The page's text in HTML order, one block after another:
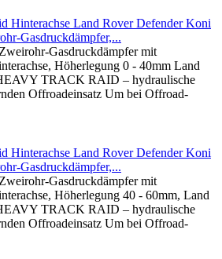
Koni
Gasdruckdämpfer,...
Gasdruckdämpfer mit
Höherlegung 0 - 40mm Land
TRACK RAID – hydraulische
Offroadeinsatz Um bei Offroad-
Koni
Gasdruckdämpfer,...
Gasdruckdämpfer mit
Höherlegung 40 - 60mm, Land
TRACK RAID – hydraulische
Offroadeinsatz Um bei Offroad-